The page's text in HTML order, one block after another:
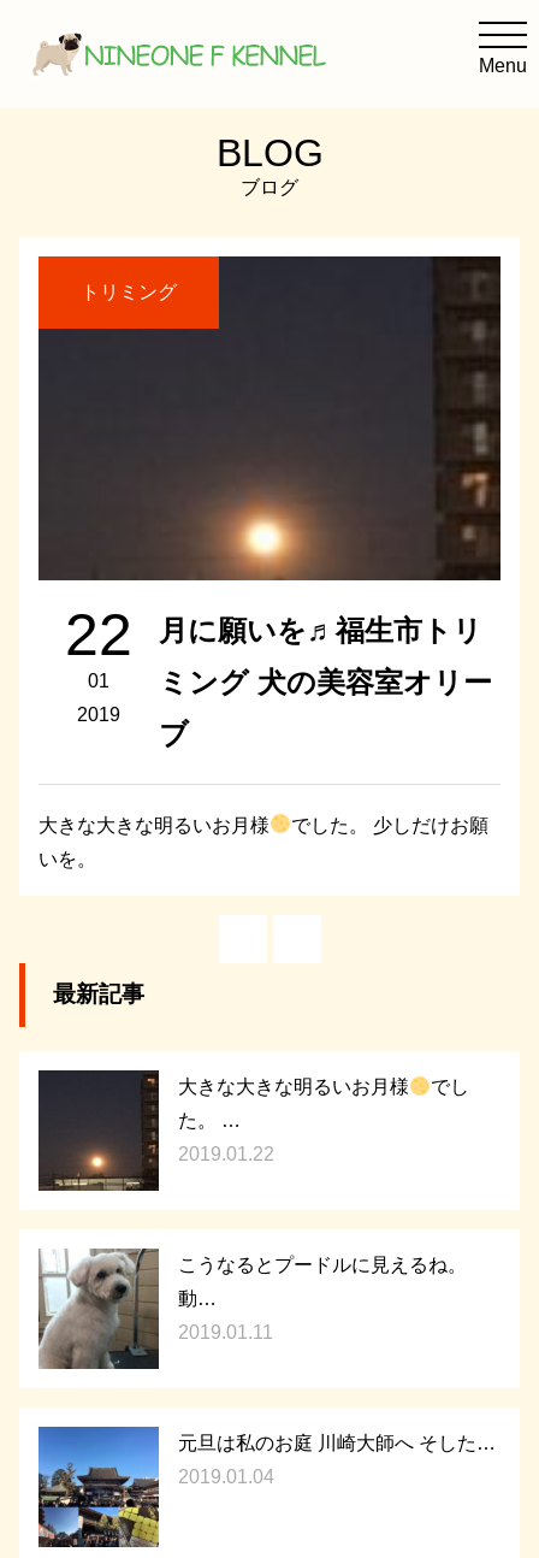
Menu
NINEONE F KENNELの考え方
犬の美容室オリーブ
BLOG
ブログ
トリミング
22
01
2019
月に願いを♬福生市トリ
ミング 犬の美容室オリー
ブ
大きな大きな明るいお月様
でした。 少しだけお願
いを。
最新記事
大きな大きな明るいお月様
でし
た。 …
2019.01.22
こうなるとプードルに見えるね。
動…
2019.01.11
元旦は私のお庭 川崎大師へ そした…
2019.01.04